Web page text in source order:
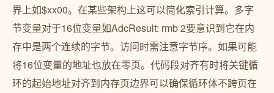
界上如$xx00。在某些架构上这可以简化索引计算。多字
节变量对于16位变量如AdcResult: rmb 2要意识到它在内
存中是两个连续的字节。访问时需注意字节序。如果可能
将16位变量的地址也放在零页。代码段对齐有时将关键循
环的起始地址对齐到内存页边界可以确保循环体不跨页在